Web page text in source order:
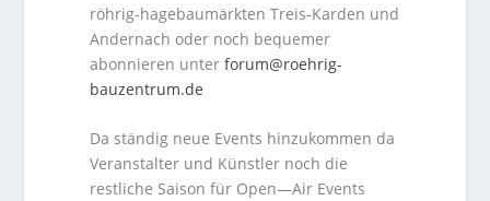
röhrig-hagebaumärkten Treis-Karden und
Andernach oder noch bequemer
abonnieren unterforum@roehrig-
bauzentrum.de
Da ständig neue Events hinzukommen da
Veranstalter und Künstler noch die
restliche Saison für Open—Air Events